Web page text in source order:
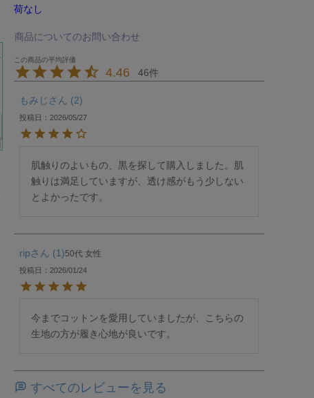
荷なし
商品についてのお問い合わせ
4.46 46
もみじ 2
投稿日 2026/05/27
肌触りのよいもの、黒を探して購入しました。肌
触りは満足していますが、透け感がもう少しない
とよかったです。
rip 1 50代 女性
投稿日 2026/01/24
今までコットンを愛用していましたが、こちらの
生地の方が履き心地が良いです。
すべてのレビューを見る